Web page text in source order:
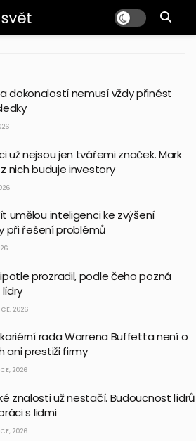
dokonalostí nemusí vždy přinést
už nejsou jen tvářemi značek. Mark
nich buduje investory
umělou inteligenci ke zvýšení
při řešení problémů
prozradil, podle čeho pozná
2026
rada Warrena Buffetta není o
ani prestiži firmy
2026
znalosti už nestačí. Budoucnost lídrů
s lidmi
2026